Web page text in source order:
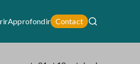
Approfondir Contact